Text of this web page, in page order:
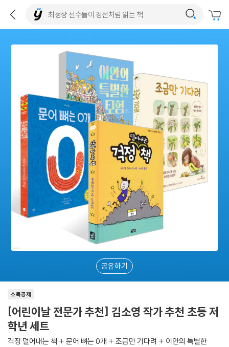
공유하기
소득공제
[어린이날 전문가 추천] 김소영 작가 추천 초등 저
학년 세트
걱정 덜어내는 책 + 문어 뼈는 0개 + 조금만 기다려 + 이안의 특별한